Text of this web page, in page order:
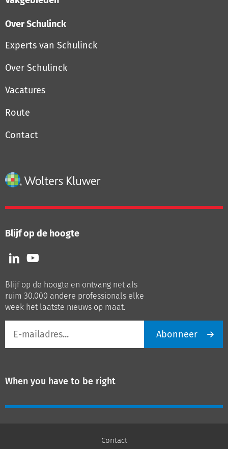
Over Schulinck
Experts van Schulinck
Over Schulinck
Vacatures
Route
Contact
Blijf op de hoogte
Volg
ons
LinkedIn
Volg
ons
Youtube
Blijf op de hoogte en ontvang net als
ruim 30.000 andere professionals elke
week het laatste nieuws op maat.
mailadres
Abonneer
When you have to be right
Contact